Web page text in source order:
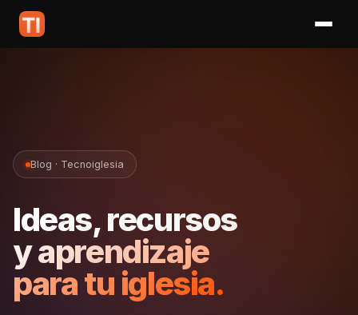
Blog · Tecnoiglesia
Ideas, recursos
y aprendizaje
para tu iglesia.